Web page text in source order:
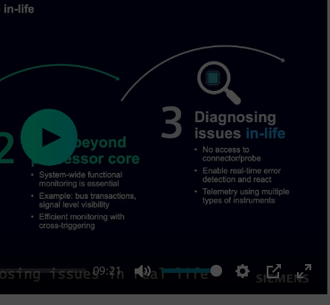
09:21
Mute Settings
PIP
Enter
Play